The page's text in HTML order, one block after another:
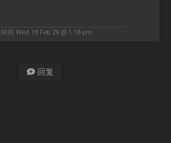
间 Wed 18 Feb 26 @ 1:18 pm
回复